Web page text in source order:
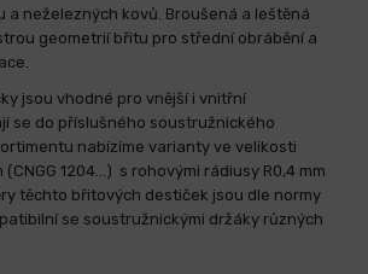
a neželezných kovů. Broušená a leštěná
geometrií břitu pro střední obrábění a
jsou vhodné pro vnější i vnitřní
se do příslušného soustružnického
nabízíme varianty ve velikosti
(CNGG 1204...) s rohovými rádiusy R0,4 mm
těchto břitových destiček jsou dle normy
se soustružnickými držáky různých